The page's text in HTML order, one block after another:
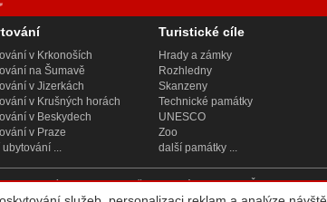
v Krkonoších
na Šumavě
v Jizerkách
v Krušných horách
v Beskydech
v Praze
...
Turistické cíle
Hrady a zámky
Rozhledny
Skanzeny
Technické památky
UNESCO
Zoo
další památky ...
621, se sídlem Praha 2, Bělehradská 858/23, PSČ 120 00, sp.